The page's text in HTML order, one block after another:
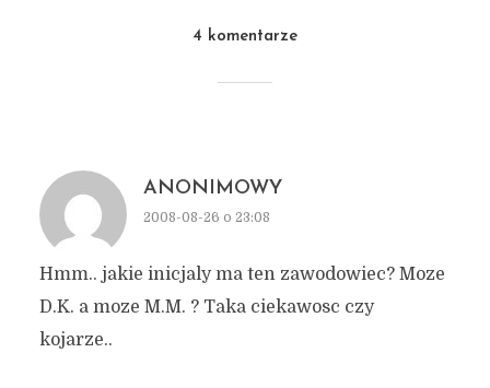
4 komentarze
ANONIMOWY
2008-08-26 o 23:08
Hmm.. jakie inicjaly ma ten zawodowiec? Moze
D.K. a moze M.M. ? Taka ciekawosc czy
kojarze..